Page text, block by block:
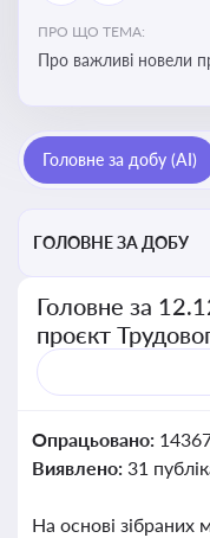
ПРО ЩО ТЕМА:
Про важливі новели
Головне за добу (AI)
ГОЛОВНЕ ЗА ДОБУ
Головне за
проєкт
Опрацьовано:
Виявлено: 31
На основі зібраних